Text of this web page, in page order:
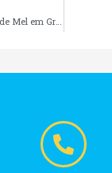
Dicas para Lua de Mel em Gramado